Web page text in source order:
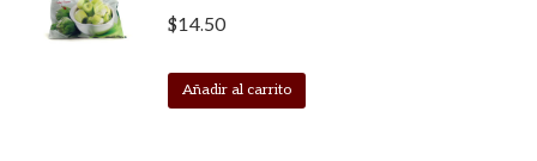
$14.50
Añadir al carrito